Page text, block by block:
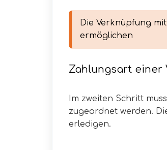
Die Verknüpfung
ermöglichen
Zahlungsart einer
Im zweiten Schritt
zugeordnet werden.
erledigen.